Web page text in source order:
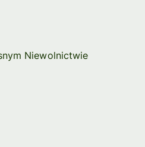
Niewolnictwie